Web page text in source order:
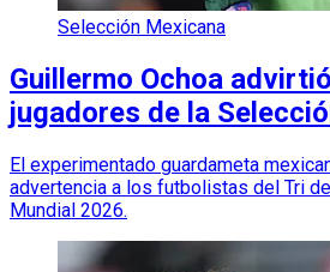
Selección Mexicana
Guillermo Ochoa
jugadores de la
El experimentado guardameta
advertencia a los futbolistas del Tri
Mundial 2026.